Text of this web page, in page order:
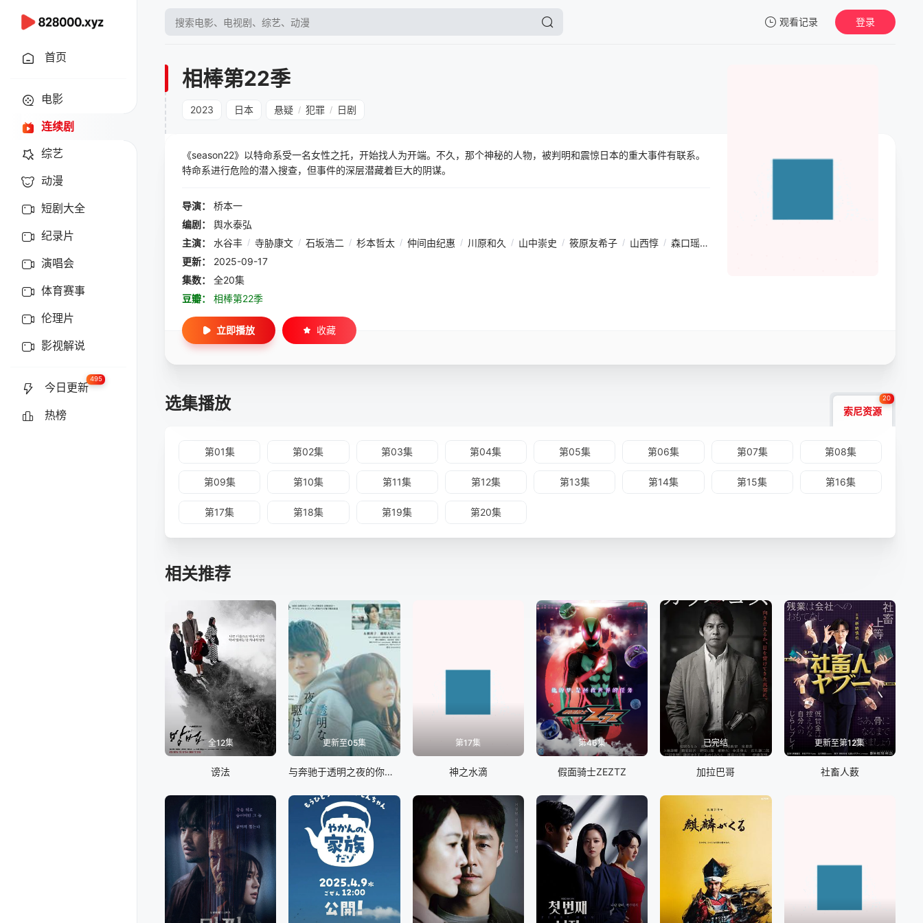
观看记录 登录
首页
电影
连续剧
综艺
动漫
短剧大全
纪录片
演唱会
体育赛事
伦理片
影视解说
今日更新
495
热榜
相棒第22季
2023 日本 悬疑 / 犯罪 / 日剧
《season22》以特命系受一名女性之托，开始找人为开端。不久，那个神秘的人物，被判明和震惊日本的重大事件有联系。
特命系进行危险的潜入搜查，但事件的深层潜藏着巨大的阴谋。
导演：
桥本一
编剧：
舆水泰弘
主演：
水谷丰 / 寺胁康文 / 石坂浩二 / 杉本哲太 / 仲间由纪惠 / 川原和久 / 山中崇史 / 筱原友希子 / 山西惇 / 森口瑶子
更新：
2025-09-17
集数：
全20集
豆瓣：
相棒第22季
立即播放 收藏
选集播放 索尼资源
20
第01集 第02集 第03集 第04集 第05集 第06集 第07集 第08集
第09集 第10集 第11集 第12集 第13集 第14集 第15集 第16集
第17集 第18集 第19集 第20集
相关推荐
全12集
谤法
更新至05集
与奔驰于透明之夜的你，谈一场看不见的恋爱。
第17集
神之水滴
第46集
假面骑士ZEZTZ
已完结
加拉巴哥
更新至第12集
社畜人薮